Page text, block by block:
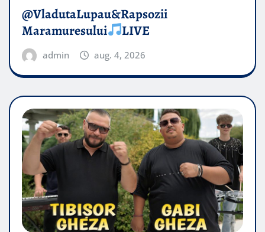
@VladutaLupau&Rapsozii
Maramuresului
LIVE
admin aug. 4, 2026